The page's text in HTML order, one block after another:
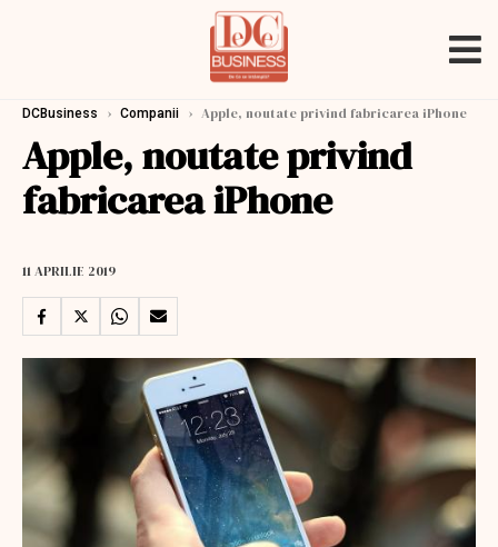
DCBusiness › Companii › Apple, noutate privind fabricarea iPhone
Apple, noutate privind
fabricarea iPhone
11 APRILIE 2019